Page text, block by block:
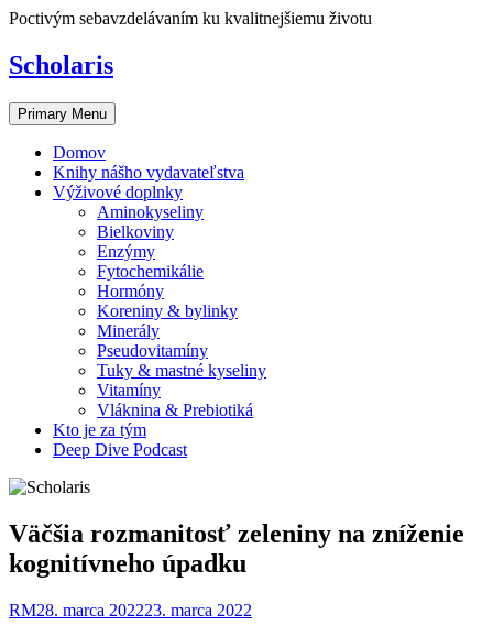
Skip
content
Poctivým sebavzdelávaním ku kvalitnejšiemu životu
Scholaris
Primary Menu
Domov
Knihy nášho vydavateľstva
Výživové doplnky
Aminokyseliny
Bielkoviny
Enzýmy
Fytochemikálie
Hormóny
Koreniny & bylinky
Minerály
Pseudovitamíny
Tuky & mastné kyseliny
Vitamíny
Vláknina & Prebiotiká
Kto je za tým
Deep Dive Podcast
Väčšia rozmanitosť zeleniny na zníženie
kognitívneho úpadku
RM28. marca 202223. marca 2022